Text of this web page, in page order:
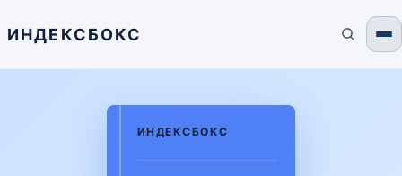
ИНДЕКСБОКС
ИНДЕКСБОКС